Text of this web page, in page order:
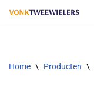
de
Home \ Producten \